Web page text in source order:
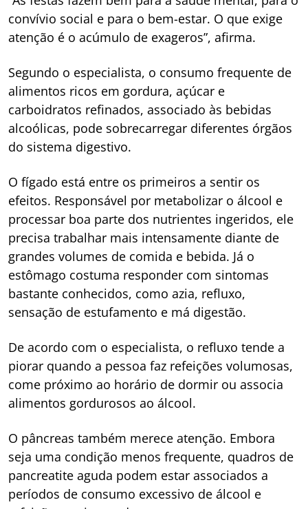
convívio social e para o bem-estar. O que exige
atenção é o acúmulo de exageros”, afirma.
Segundo o especialista, o consumo frequente de
alimentos ricos em gordura, açúcar e
carboidratos refinados, associado às bebidas
alcoólicas, pode sobrecarregar diferentes órgãos
do sistema digestivo.
O fígado está entre os primeiros a sentir os
efeitos. Responsável por metabolizar o álcool e
processar boa parte dos nutrientes ingeridos, ele
precisa trabalhar mais intensamente diante de
grandes volumes de comida e bebida. Já o
estômago costuma responder com sintomas
bastante conhecidos, como azia, refluxo,
sensação de estufamento e má digestão.
De acordo com o especialista, o refluxo tende a
piorar quando a pessoa faz refeições volumosas,
come próximo ao horário de dormir ou associa
alimentos gordurosos ao álcool.
O pâncreas também merece atenção. Embora
seja uma condição menos frequente, quadros de
pancreatite aguda podem estar associados a
períodos de consumo excessivo de álcool e